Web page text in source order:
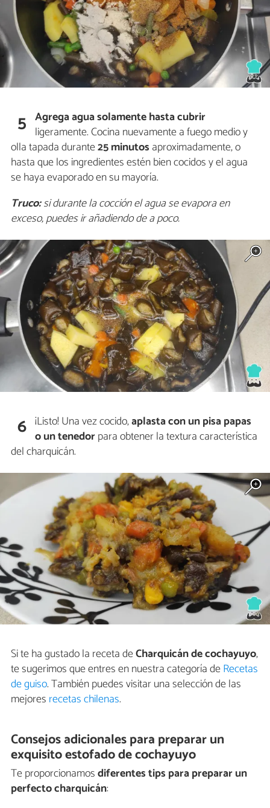
5 Agrega agua solamente hasta cubrir
ligeramente. Cocina nuevamente a fuego medio y
olla tapada durante25 minutos aproximadamente, o
hasta que los ingredientes estén bien cocidos y el agua
se haya evaporado en su mayoría.
Truco:si durante la cocción el agua se evapora en
exceso, puedes ir añadiendo de a poco.
6 ¡Listo! Una vez cocido,aplasta con un pisa papas
o un tenedorpara obtener la textura característica
del charquicán.
Si te ha gustado la receta deCharquicán de cochayuyo,
te sugerimos que entres en nuestra categoría deRecetas
de guiso. También puedes visitar una selección de las
mejores recetas chilenas.
Consejos adicionales para preparar un
exquisito estofado de cochayuyo
Te proporcionamosdiferentes tips para preparar un
perfecto charquicán: